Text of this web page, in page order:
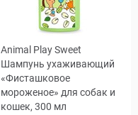
Animal Play Sweet
Шампунь ухаживающий
«Фисташковое
мороженое» для собак и
кошек, 300 мл